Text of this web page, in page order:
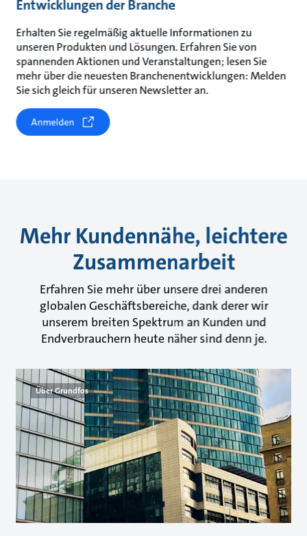
Entwicklungen der Branche
Erhalten Sie regelmäßig aktuelle Informationen zu
unseren Produkten und Lösungen. Erfahren Sie von
spannenden Aktionen und Veranstaltungen; lesen Sie
mehr über die neuesten Branchenentwicklungen: Melden
Sie sich gleich für unseren Newsletter an.
Anmelden
Mehr Kundennähe, leichtere
Zusammenarbeit
Erfahren Sie mehr über unsere drei anderen
globalen Geschäftsbereiche, dank derer wir
unserem breiten Spektrum an Kunden und
Endverbrauchern heute näher sind denn je.
Über Grundfos